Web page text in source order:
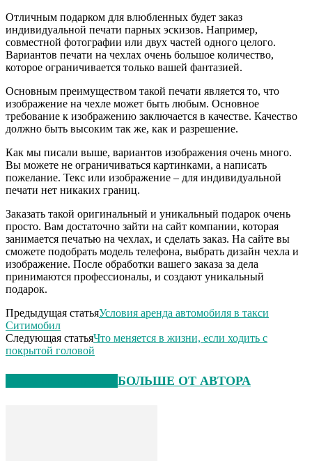
Отличным подарком для влюбленных будет заказ
индивидуальной печати парных эскизов. Например,
совместной фотографии или двух частей одного целого.
Вариантов печати на чехлах очень большое количество,
которое ограничивается только вашей фантазией.
Основным преимуществом такой печати является то, что
изображение на чехле может быть любым. Основное
требование к изображению заключается в качестве. Качество
должно быть высоким так же, как и разрешение.
Как мы писали выше, вариантов изображения очень много.
Вы можете не ограничиваться картинками, а написать
пожелание. Текс или изображение – для индивидуальной
печати нет никаких границ.
Заказать такой оригинальный и уникальный подарок очень
просто. Вам достаточно зайти на сайт компании, которая
занимается печатью на чехлах, и сделать заказ. На сайте вы
сможете подобрать модель телефона, выбрать дизайн чехла и
изображение. После обработки вашего заказа за дела
принимаются профессионалы, и создают уникальный
подарок.
Предыдущая статьяУсловия аренда автомобиля в такси
Ситимобил
Следующая статьяЧто меняется в жизни, если ходить с
покрытой головой
БОЛЬШЕ ОТ АВТОРА